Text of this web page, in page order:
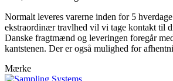
Normalt leveres varerne inden for 5
ekstraordinær travlhed vil vi tage kontakt til
Danske fragtmænd og leveringen foregår
kantstenen. Der er også mulighed for
Mærke